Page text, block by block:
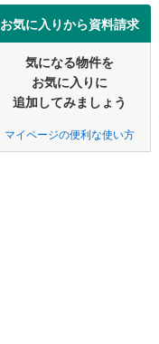
お気に入りから資料請求
気になる物件を
お気に入りに
追加してみましょう
マイページの便利な使い方